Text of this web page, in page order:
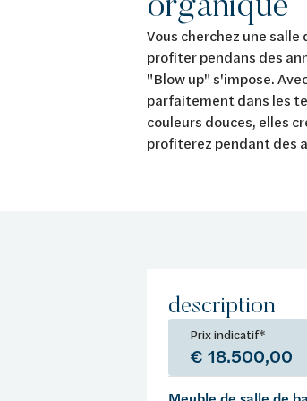
Vous cherchez une
profiter pendans des
"Blow up" s'impose.
parfaitement dans les
couleurs douces, elles
profiterez pendant des
description
Prix indicatif*
€ 18.500,00